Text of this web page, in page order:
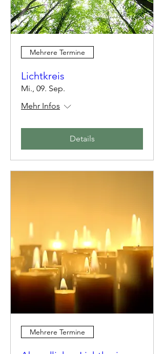
Mehrere Termine
Lichtkreis
Mi., 09. Sep.
Mehr Infos
Details
Mehrere Termine